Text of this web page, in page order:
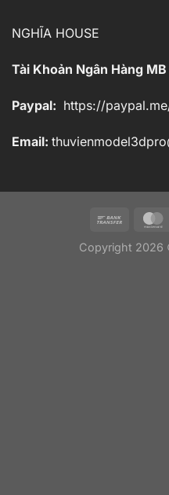
NGHĨA HOUSE
Tài Khoản Ngân Hàng MB
Paypal: https://
Email:
Copyright 2026